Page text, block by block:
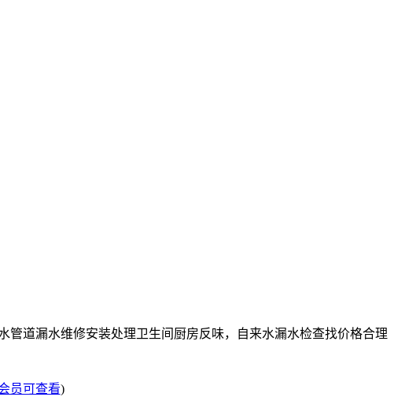
道漏水维修安装处理卫生间厨房反味，自来水漏水检查找价格合理
员可查看)